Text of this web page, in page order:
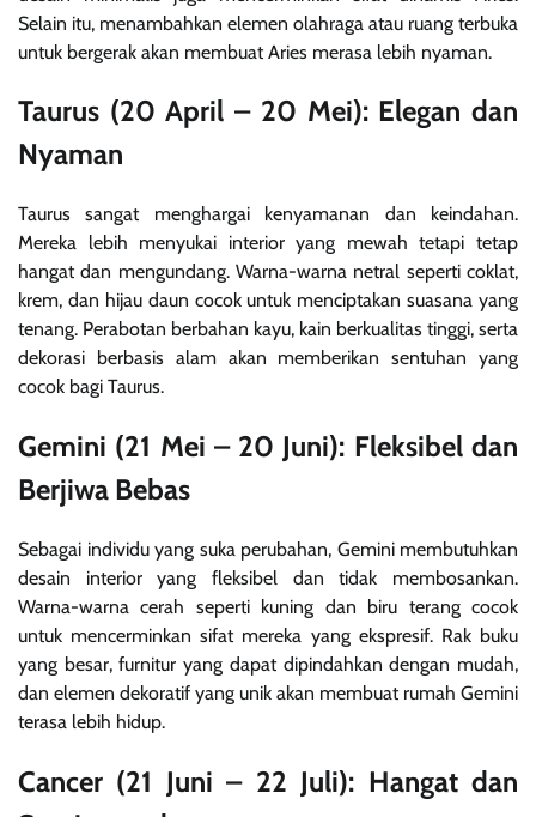
Selain itu, menambahkan elemen olahraga atau ruang terbuka
untuk bergerak akan membuat Aries merasa lebih nyaman.
Taurus (20 April – 20 Mei): Elegan dan
Nyaman
Taurus sangat menghargai kenyamanan dan keindahan.
Mereka lebih menyukai interior yang mewah tetapi tetap
hangat dan mengundang. Warna-warna netral seperti coklat,
krem, dan hijau daun cocok untuk menciptakan suasana yang
tenang. Perabotan berbahan kayu, kain berkualitas tinggi, serta
dekorasi berbasis alam akan memberikan sentuhan yang
cocok bagi Taurus.
Gemini (21 Mei – 20 Juni): Fleksibel dan
Berjiwa Bebas
Sebagai individu yang suka perubahan, Gemini membutuhkan
desain interior yang fleksibel dan tidak membosankan.
Warna-warna cerah seperti kuning dan biru terang cocok
untuk mencerminkan sifat mereka yang ekspresif. Rak buku
yang besar, furnitur yang dapat dipindahkan dengan mudah,
dan elemen dekoratif yang unik akan membuat rumah Gemini
terasa lebih hidup.
Cancer (21 Juni – 22 Juli): Hangat dan